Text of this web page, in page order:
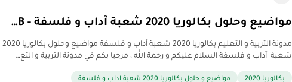
مواضيع وحلول بكالوريا 2020 شعبة آداب و فلسفة - B…
مدونة التربية و التعليم بكالوريا 2020 شعبة آداب و فلسفة مواضيع وحلول بكالوريا 2020
شعبة آداب و فلسفة السلام عليكم و رحمة الله ، مرحبا بكم في مدونة التربية و التع…
بكالوريا 2020
مواضيع و حلول بكالوريا 2020 شعبة اداب و فلسفة